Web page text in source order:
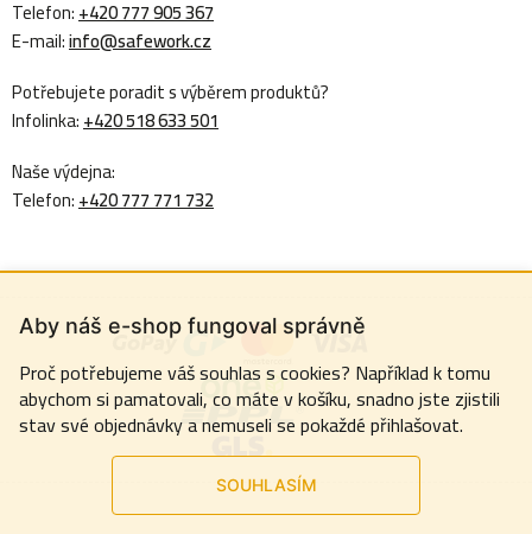
Aby náš e-shop fungoval správně
Proč potřebujeme váš souhlas s cookies? Například k tomu
abychom si pamatovali, co máte v košíku, snadno jste zjistili
stav své objednávky a nemuseli se pokaždé přihlašovat.
SOUHLASÍM
Telefon:+420 777 905 367
E-mail:info@safework.cz
Potřebujete poradit s výběrem produktů?
Infolinka:+420 518 633 501
Naše výdejna:
Telefon:+420 777 771 732